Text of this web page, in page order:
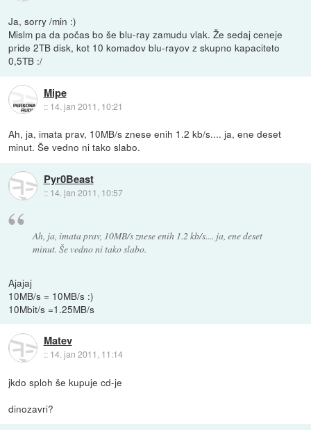
Ja, sorry /min :)
Mislm pa da počas bo še blu-ray zamudu vlak. Že sedaj ceneje
pride 2TB disk, kot 10 komadov blu-rayov z skupno kapaciteto
0,5TB :/
Mipe
:: 14. jan 2011, 10:21
Ah, ja, imata prav, 10MB/s znese enih 1.2 kb/s.... ja, ene deset
minut. Še vedno ni tako slabo.
Pyr0Beast
:: 14. jan 2011, 10:57
Ah, ja, imata prav, 10MB/s znese enih 1.2 kb/s.... ja, ene deset
minut. Še vedno ni tako slabo.
Ajajaj
10MB/s = 10MB/s :)
10Mbit/s =1.25MB/s
Matev
:: 14. jan 2011, 11:14
jkdo sploh še kupuje cd-je
dinozavri?